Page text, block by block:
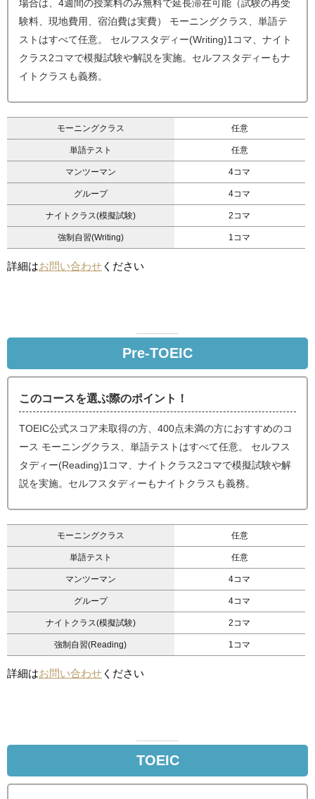
場合は、4週間の授業料のみ無料で延長滞在可能（試験の再受
験料、現地費用、宿泊費は実費） モーニングクラス、単語テ
ストはすべて任意。 セルフスタディー(Writing)1コマ、ナイト
クラス2コマで模擬試験や解説を実施。セルフスタディーもナ
イトクラスも義務。
モーニングクラス 任意
単語テスト 任意
マンツーマン 4コマ
グループ 4コマ
ナイトクラス(模擬試験) 2コマ
強制自習(Writing) 1コマ
詳細はお問い合わせ ください
Pre-TOEIC
このコースを選ぶ際のポイント！
TOEIC公式スコア未取得の方、400点未満の方におすすめのコ
ース モーニングクラス、単語テストはすべて任意。 セルフス
タディー(Reading)1コマ、ナイトクラス2コマで模擬試験や解
説を実施。セルフスタディーもナイトクラスも義務。
モーニングクラス 任意
単語テスト 任意
マンツーマン 4コマ
グループ 4コマ
ナイトクラス(模擬試験) 2コマ
強制自習(Reading) 1コマ
詳細はお問い合わせ ください
TOEIC